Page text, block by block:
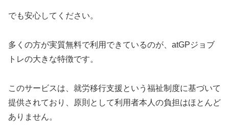
でも安心してください。
多くの方が実質無料で利用できているのが、atGPジョブ
トレの大きな特徴です。
このサービスは、就労移行支援という福祉制度に基づいて
提供されており、原則として利用者本人の負担はほとんど
ありません。